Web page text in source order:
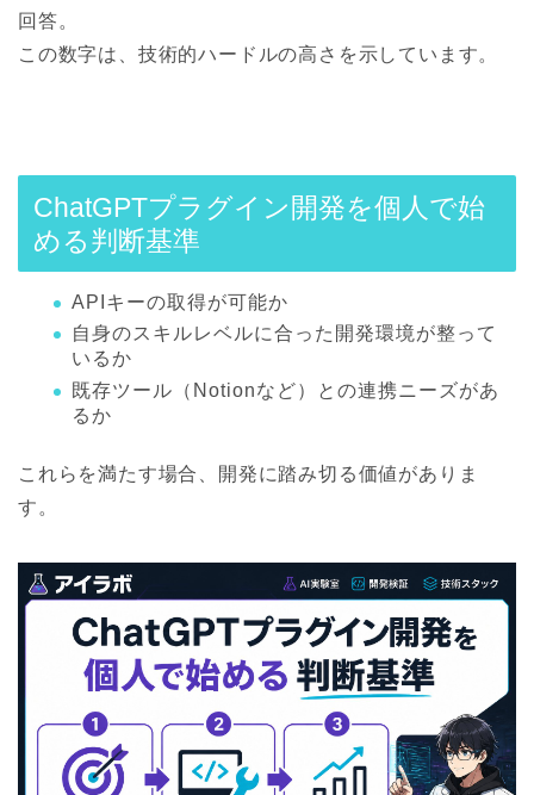
回答。
この数字は、技術的ハードルの高さを示しています。
ChatGPTプラグイン開発を個人で始
める判断基準
APIキーの取得が可能か
自身のスキルレベルに合った開発環境が整って
いるか
既存ツール（Notionなど）との連携ニーズがあ
るか
これらを満たす場合、開発に踏み切る価値がありま
す。